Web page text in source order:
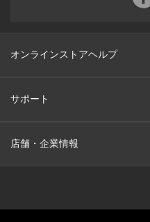
オンラインストアヘルプ
サポート
店舗・企業情報